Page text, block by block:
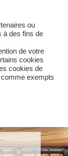
ou
à des fins de
de votre
cookies
cookies de
comme exempts